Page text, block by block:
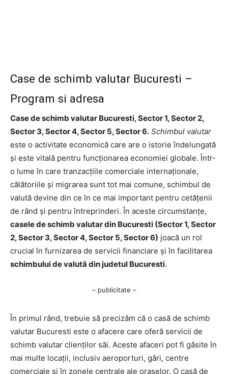
Case de schimb valutar Bucuresti –
Program si adresa
Case de schimb valutar Bucuresti, Sector 1, Sector 2,
Sector 3, Sector 4, Sector 5, Sector 6. Schimbul valutar
este o activitate economică care are o istorie îndelungată
și este vitală pentru funcționarea economiei globale. Într-
o lume în care tranzacțiile comerciale internaționale,
călătoriile și migrarea sunt tot mai comune, schimbul de
valută devine din ce în ce mai important pentru cetățenii
de rând și pentru întreprinderi. În aceste circumstanțe,
casele de schimb valutar din Bucuresti (Sector 1, Sector
2, Sector 3, Sector 4, Sector 5, Sector 6) joacă un rol
crucial în furnizarea de servicii financiare și în facilitarea
schimbului de valută din judetul Bucuresti.
– publicitate –
În primul rând, trebuie să precizăm că o casă de schimb
valutar Bucuresti este o afacere care oferă servicii de
schimb valutar clienților săi. Aceste afaceri pot fi găsite în
mai multe locații, inclusiv aeroporturi, gări, centre
comerciale și în zonele centrale ale orașelor. O casă de